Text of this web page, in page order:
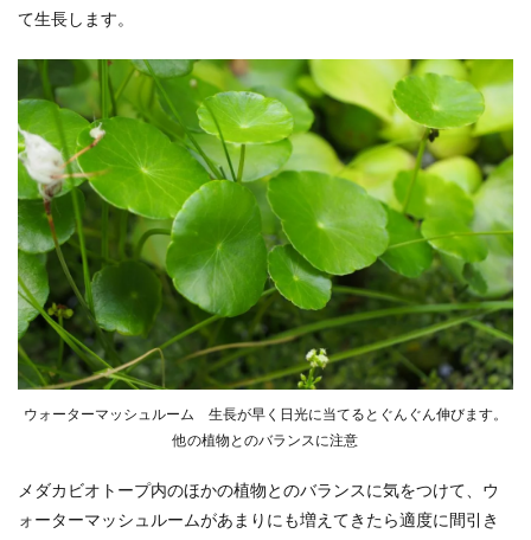
て生長します。
ウォーターマッシュルーム 生長が早く日光に当てるとぐんぐん伸びます。
他の植物とのバランスに注意
メダカビオトープ内のほかの植物とのバランスに気をつけて、ウ
ォーターマッシュルームがあまりにも増えてきたら適度に間引き